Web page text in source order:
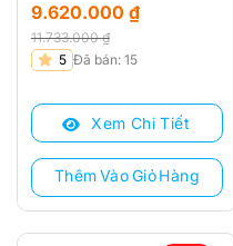
11.733.000₫
Giá
là:
11.733.000 ₫.
9.620.000 ₫
Giá
tại
9.620.000 ₫.
5 Đã bán: 15
Xem Chi Tiết
Thêm Vào Giỏ Hàng